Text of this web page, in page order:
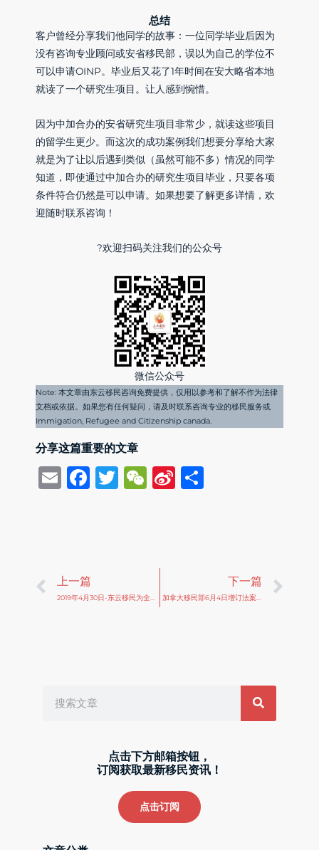
总结
客户曾经分享我们他同学的故事：一位同学毕业后因为
没有咨询专业顾问或安省移民部，误以为自己的学位不
可以申请OINP。毕业后又花了1年时间在安大略省本地
就读了一个研究生项目。让人感到惋惜。
因为中加合办的安省研究生项目非常少，就读这些项目
的留学生更少。而这次的成功案例我们想要分享给大家
就是为了让以后遇到类似（虽然可能不多）情况的同学
知道，即使通过中加合办的研究生项目毕业，只要各项
条件符合仍然是可以申请。如果想要了解更多详情，欢
迎随时联系咨询！
?欢迎扫码关注我们的公众号
微信公众号
Note: 本文章由东云移民咨询免费提供，仅用以参考和了解不作为法律
文档或依据。如果您有任何疑问，请及时联系咨询专业的移民服务或
Immigation, Refugee and Citizenship canada.
分享这篇重要的文章
EmailFacebook
Twitter
WeChat
Sina
上一篇
2019年4月30日-东云移民为全部客户抢到安省研究生提名(OINP MASTERS)申请名额
下一篇
加拿大移民部6月4日增订法案保护外籍工作人员的权益
点击下方邮箱按钮，
订阅获取最新移民资讯！
点击订阅